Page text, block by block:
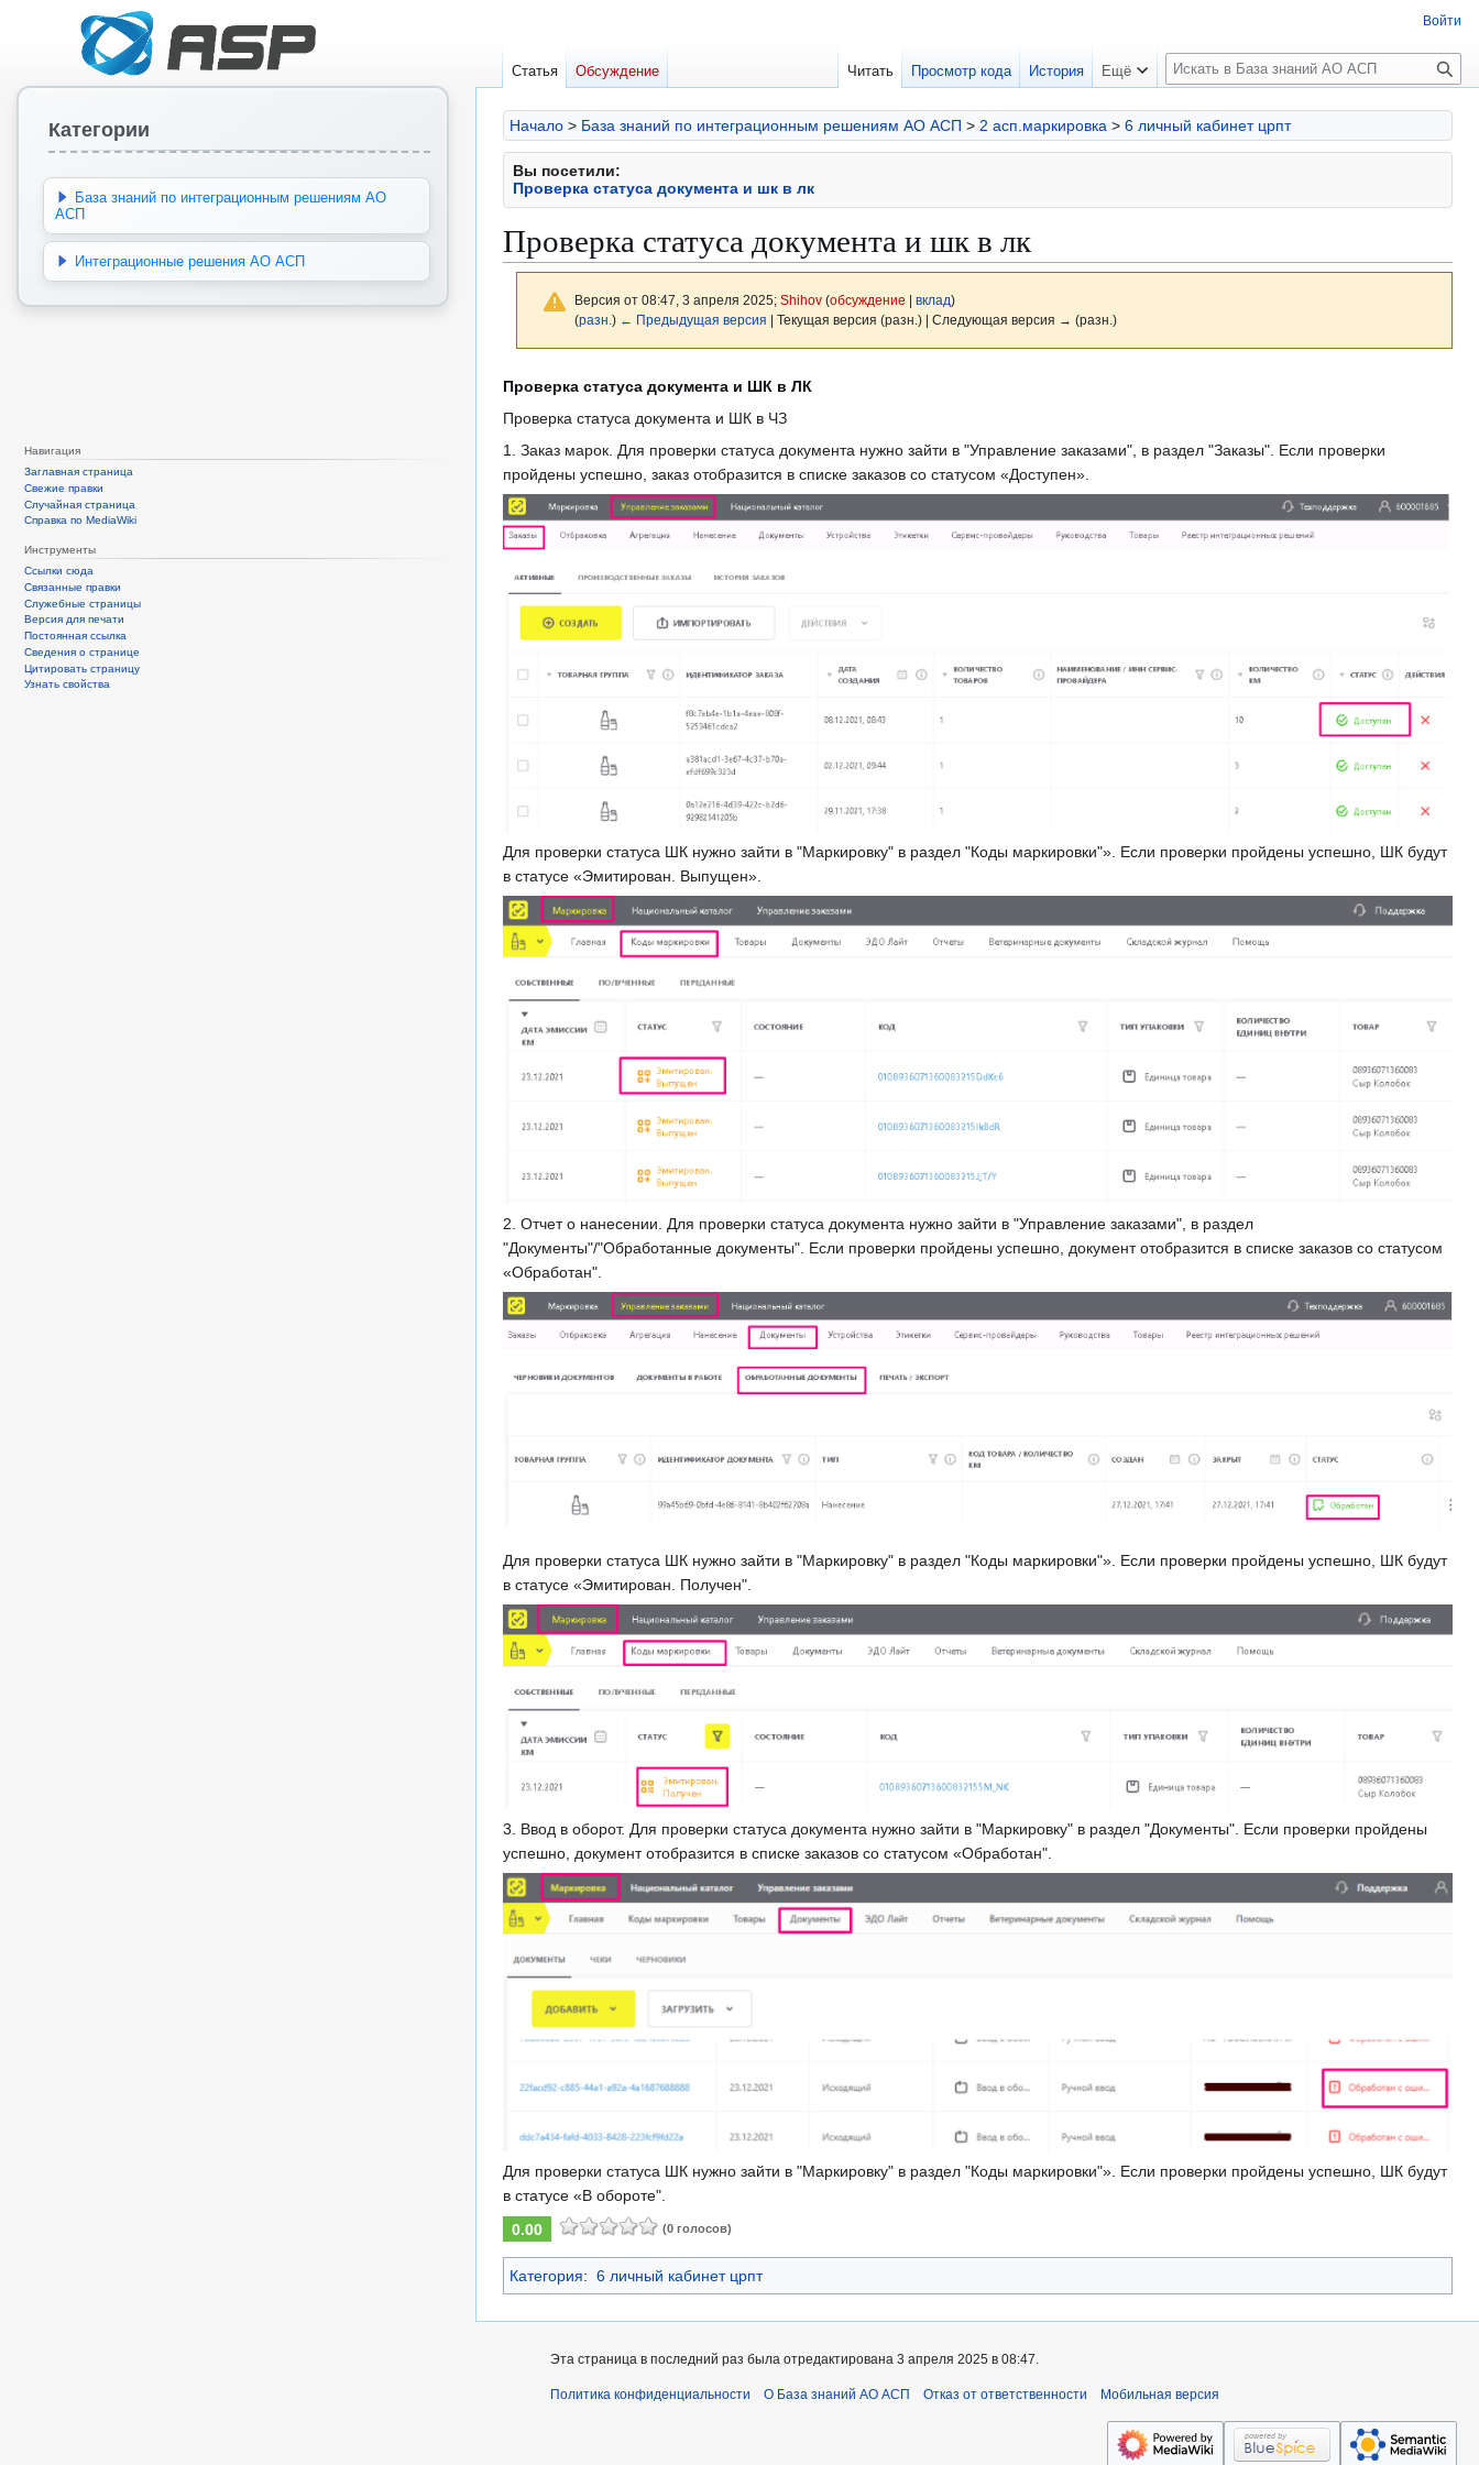
Начало > База знаний по интеграционным решениям АО АСП > 2 асп.маркировка > 6 личный кабинет црпт
Вы посетили:
Проверка статуса документа и шк в лк
Проверка статуса документа и шк в лк
Версия от 08:47, 3 апреля 2025; Shihov (обсуждение | вклад)
(разн. ) ← Предыдущая версия | Текущая версия (разн.) | Следующая версия → (разн.)
Перейти
навигации
Перейти
поиску
Проверка статуса документа и ШК в ЛК
Проверка статуса документа и ШК в ЧЗ
1. Заказ марок. Для проверки статуса документа нужно зайти в "Управление заказами", в раздел "Заказы". Если проверки
пройдены успешно, заказ отобразится в списке заказов со статусом «Доступен».
Для проверки статуса ШК нужно зайти в "Маркировку" в раздел "Коды маркировки"». Если проверки пройдены успешно, ШК будут
в статусе «Эмитирован. Выпущен».
2. Отчет о нанесении. Для проверки статуса документа нужно зайти в "Управление заказами", в раздел
"Документы"/"Обработанные документы". Если проверки пройдены успешно, документ отобразится в списке заказов со статусом
«Обработан".
Для проверки статуса ШК нужно зайти в "Маркировку" в раздел "Коды маркировки"». Если проверки пройдены успешно, ШК будут
в статусе «Эмитирован. Получен".
3. Ввод в оборот. Для проверки статуса документа нужно зайти в "Маркировку" в раздел "Документы". Если проверки пройдены
успешно, документ отобразится в списке заказов со статусом «Обработан".
Для проверки статуса ШК нужно зайти в "Маркировку" в раздел "Коды маркировки"». Если проверки пройдены успешно, ШК будут
в статусе «В обороте".
0.00
(0 голосов)
Категория: 6 личный кабинет црпт
Войти
Статья Обсуждение Читать Просмотр кода История Ещё
П
о
и
с
к
Категории
База знаний по интеграционным решениям АО
АСП
Интеграционные решения АО АСП
Навигация
Заглавная страница
Свежие правки
Случайная страница
Справка по MediaWiki
Инструменты
Ссылки сюда
Связанные правки
Служебные страницы
Версия для печати
Постоянная ссылка
Сведения о странице
Цитировать страницу
Узнать свойства
Эта страница в последний раз была отредактирована 3 апреля 2025 в 08:47.
Политика конфиденциальности О База знаний АО АСП Отказ от ответственности Мобильная версия